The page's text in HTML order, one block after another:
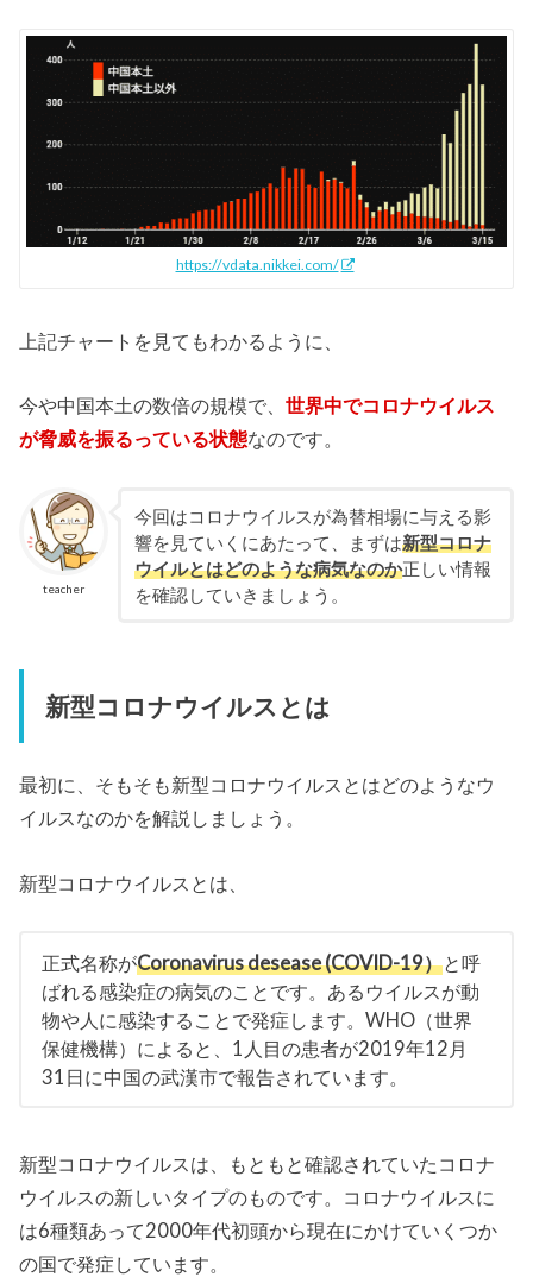
https://vdata.nikkei.com/
上記チャートを見てもわかるように、
今や中国本土の数倍の規模で、世界中でコロナウイルス
が脅威を振るっている状態なのです。
teacher
今回はコロナウイルスが為替相場に与える影
響を見ていくにあたって、まずは新型コロナ
ウイルとはどのような病気なのか正しい情報
を確認していきましょう。
新型コロナウイルスとは
最初に、そもそも新型コロナウイルスとはどのようなウ
イルスなのかを解説しましょう。
新型コロナウイルスとは、
正式名称がCoronavirus desease (COVID-19）と呼
ばれる感染症の病気のことです。あるウイルスが動
物や人に感染することで発症します。WHO（世界
保健機構）によると、1人目の患者が2019年12月
31日に中国の武漢市で報告されています。
新型コロナウイルスは、もともと確認されていたコロナ
ウイルスの新しいタイプのものです。コロナウイルスに
は6種類あって2000年代初頭から現在にかけていくつか
の国で発症しています。